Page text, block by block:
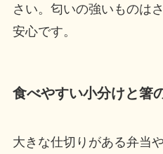
さい。匂いの強いものは
安心です。
食べやすい小分けと箸
大きな仕切りがある弁当